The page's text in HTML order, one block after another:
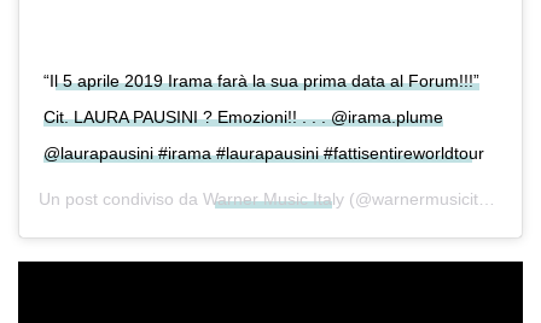
“Il 5 aprile 2019 Irama farà la sua prima data al Forum!!!”
Cit. LAURA PAUSINI ? Emozioni!! . . . @irama.plume
@laurapausini #irama #laurapausini #fattisentireworldtour
Un post condiviso da Warner Music Italy (@warnermusicitaly) in data: